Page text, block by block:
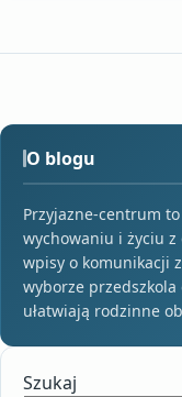
O blogu
Przyjazne-centrum
wychowaniu i życiu
wpisy o komunikacji
wyborze
ułatwiają rodzinne
Szukaj